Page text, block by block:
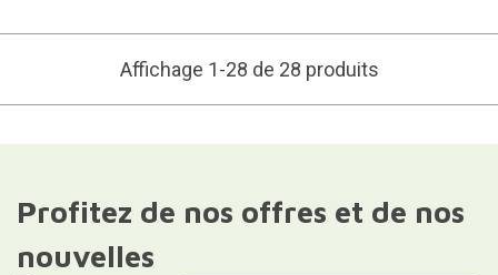
Affichage 1-28 de 28 produits
Profitez de nos offres et de nos
nouvelles